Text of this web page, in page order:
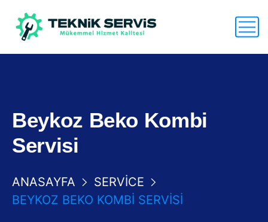
Beykoz Beko Kombi
Servisi
ANASAYFA
SERVICE
BEYKOZ BEKO KOMBI SERVISI